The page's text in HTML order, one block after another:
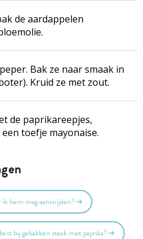
de aardappelen
Bak ze naar smaak in
Kruid ze met zout.
de paprikareepjes,
toefje mayonaise.
ik hem mag aansnijden?
bij gebakken steak met paprika?